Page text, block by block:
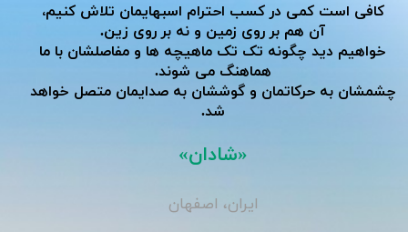
کافی است کمی در کسب احترام اسبهایمان تلاش کنیم،
آن هم بر روی زمین و نه بر روی زین.
خواهیم دید چگونه تک تک ماهیچه ها و مفاصلشان با ما
هماهنگ می شوند.
​​​​​​​چشمشان به حرکاتمان و گوششان به صدایمان متصل خواهد
شد.
«شادان»
ایران، اصفهان